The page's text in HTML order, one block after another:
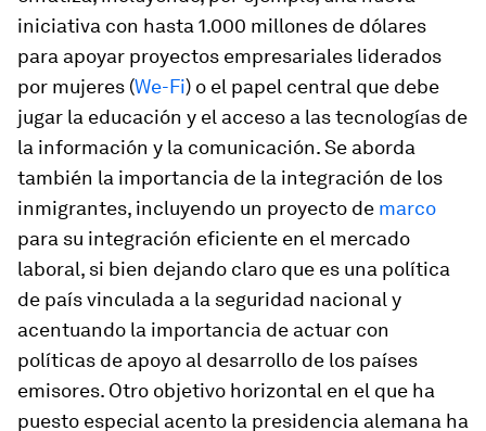
iniciativa con hasta 1.000 millones de dólares
para apoyar proyectos empresariales liderados
por mujeres (We-Fi) o el papel central que debe
jugar la educación y el acceso a las tecnologías de
la información y la comunicación. Se aborda
también la importancia de la integración de los
inmigrantes, incluyendo un proyecto de marco
para su integración eficiente en el mercado
laboral, si bien dejando claro que es una política
de país vinculada a la seguridad nacional y
acentuando la importancia de actuar con
políticas de apoyo al desarrollo de los países
emisores. Otro objetivo horizontal en el que ha
puesto especial acento la presidencia alemana ha